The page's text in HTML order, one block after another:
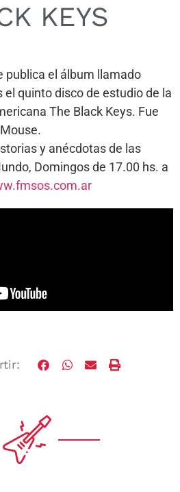
KEYS
publica el álbum llamado
el quinto disco de estudio de la
The Black Keys. Fue
y anécdotas de las
Domingos de 17.00 hs. a